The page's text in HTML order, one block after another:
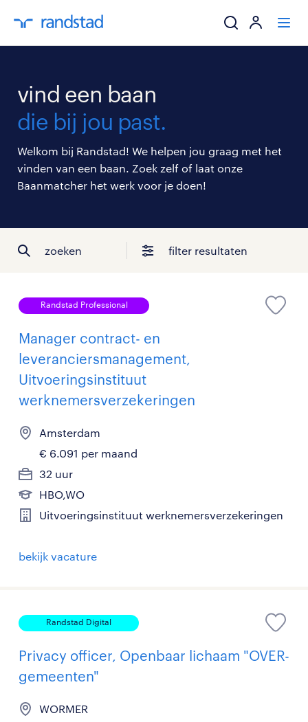
mijn carrière
over randstad
vind een baan
die bij jou past.
Welkom bij Randstad! We helpen jou graag met het
vinden van een baan. Zoek zelf of laat onze
Baanmatcher het werk voor je doen!
zoeken filter resultaten
Randstad Professional
Manager contract- en
leveranciersmanagement,
Uitvoeringsinstituut
werknemersverzekeringen
Amsterdam
€ 6.091 per maand
32 uur
HBO,WO
Uitvoeringsinstituut werknemersverzekeringen
bekijk vacature
Randstad Digital
Privacy officer, Openbaar lichaam "OVER-
gemeenten"
WORMER